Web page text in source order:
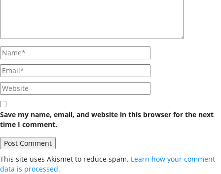
Save my name, email, and website in this browser for the next
time I comment.
This site uses Akismet to reduce spam. Learn how your comment
data is processed.